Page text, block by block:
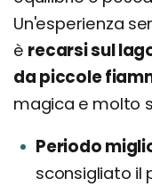
Un'esperienza
è recarsi sul
da piccole
magica e molto
Periodo
sconsigliato il